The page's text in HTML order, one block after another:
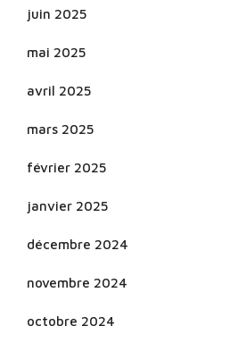
juin 2025
mai 2025
avril 2025
mars 2025
février 2025
janvier 2025
décembre 2024
novembre 2024
octobre 2024